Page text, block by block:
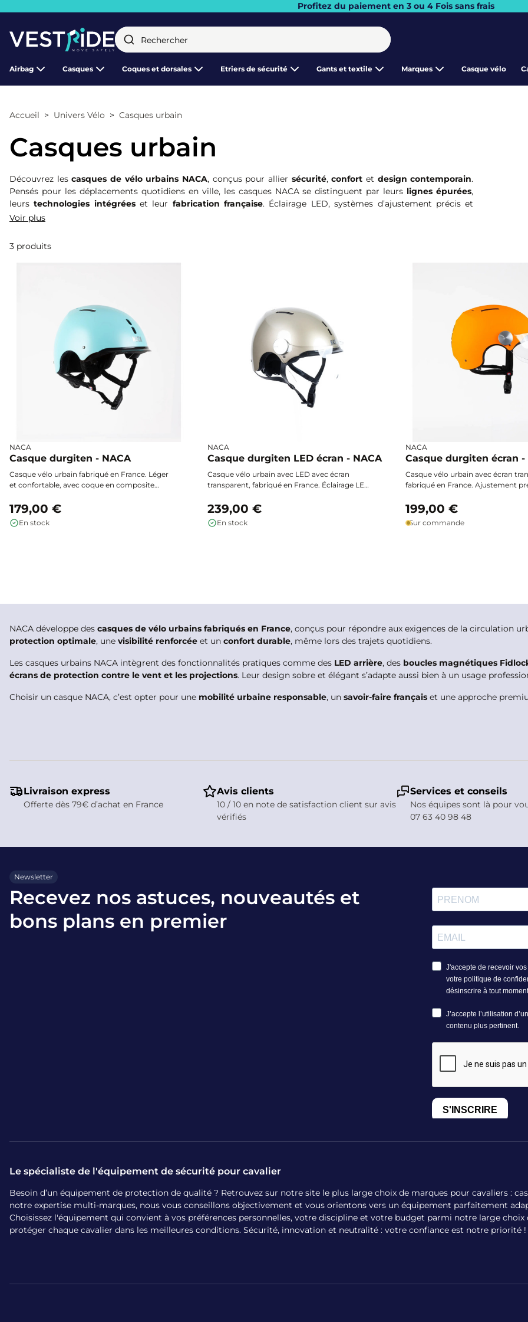
Profitez du paiement en 3 ou 4 Fois sans frais
Airbag Casques Coques et dorsales Etriers de sécurité Gants et textile Marques Casque vélo
Accueil Univers Vélo Casques urbain
Casques urbain
Découvrez lescasques de vélo urbains NACA, conçus pour allier sécurité,confort et design contemporain.
Pensés pour les déplacements quotidiens en ville, les casques NACA se distinguent par leurs lignes épurées,
leurstechnologies intégréeset leur fabrication française. Éclairage LED, systèmes d’ajustement précis et
solutions innovantes font des casques NACA des alliés fiables pour le vélotaf et la mobilité urbaine.
Voir plus
3 produits
NACA
Casque durgiten - NACA
Casque vélo urbain fabriqué en France. Léger
et confortable, avec coque en composite
molette arrière et boucle magnétique
Fidlock®. Protection fiable et design épuré
pour les déplacements urbains quotidiens.
179,00 €
En stock
NACA
Casque durgiten LED écran - NACA
Casque vélo urbain avec LED avec écran
transparent, fabriqué en France. Éclairage LED
avec molette et boucle magnétique Fidlock®.
Sécurité, confort et visibilité pour les trajets
urbains.
239,00 €
En stock
NACA
Casque durgiten écran -
Casque vélo urbain avec écran
fabriqué en France. Ajustement
Fidlock®. Confort, protection et
déplacements urbains.
199,00 €
Sur commande
NACA développe des casques de vélo urbains fabriqués en France, conçus pour répondre aux exigences de la circulation
protection optimale, une visibilité renforcée et un confort durable, même lors des trajets quotidiens.
Les casques urbains NACA intègrent des fonctionnalités pratiques comme des LED arrière, des boucles magnétiques
écrans de protection contre le vent et les projections. Leur design sobre et élégant s’adapte aussi bien à un usage
Choisir un casque NACA, c’est opter pour une mobilité urbaine responsable, un savoir-faire français et une approche
Livraison express
Offerte dès 79€ d’achat en France
Avis clients
10 / 10 en note de satisfaction client sur avis
vérifiés
Services et conseils
Nos équipes sont là pour
07 63 40 98 48
Newsletter
Recevez nos astuces, nouveautés et
bons plans en premier
Le spécialiste de l'équipement de sécurité pour cavalier
Besoin d’un équipement de protection de qualité ? Retrouvez sur notre site le plus large choix de marques pour cavaliers :
notre expertise multi-marques, nous vous conseillons objectivement et vous orientons vers un équipement parfaitement
Choisissez l'équipement qui convient à vos préférences personnelles, votre discipline et votre budget parmi notre large
protéger chaque cavalier dans les meilleures conditions. Sécurité, innovation et neutralité : votre confiance est notre priorité !